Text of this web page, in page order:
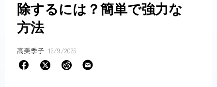
除するには？簡単で強力な
方法
高美季子 12/9/2025